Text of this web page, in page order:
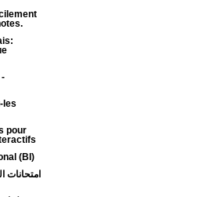
les
pour
(BI)
امتحانات